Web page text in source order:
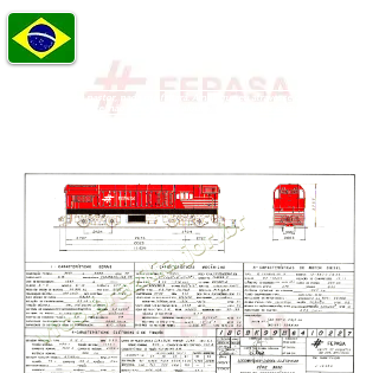
O Senhor é o meu pastor, nada me faltará. Ainda que eu atravesse o vale da sombra
da morte, não temerei mal algum, pois Tu estás comigo.